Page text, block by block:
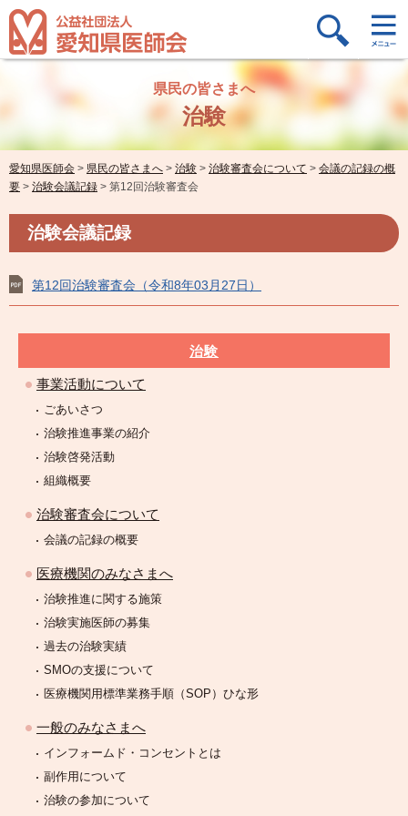
県民の皆さまへ
治験
愛知県医師会 > 県民の皆さまへ > 治験 > 治験審査会について > 会議の記録の概
要 > 治験会議記録 > 第12回治験審査会
治験会議記録
第12回治験審査会（令和8年03月27日）
治験
事業活動について
ごあいさつ
治験推進事業の紹介
治験啓発活動
組織概要
治験審査会について
会議の記録の概要
医療機関のみなさまへ
治験推進に関する施策
治験実施医師の募集
過去の治験実績
SMOの支援について
医療機関用標準業務手順（SOP）ひな形
一般のみなさまへ
インフォームド・コンセントとは
副作用について
治験の参加について